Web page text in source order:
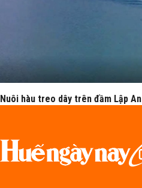
Nuôi hàu treo dây trên đầm Lập An